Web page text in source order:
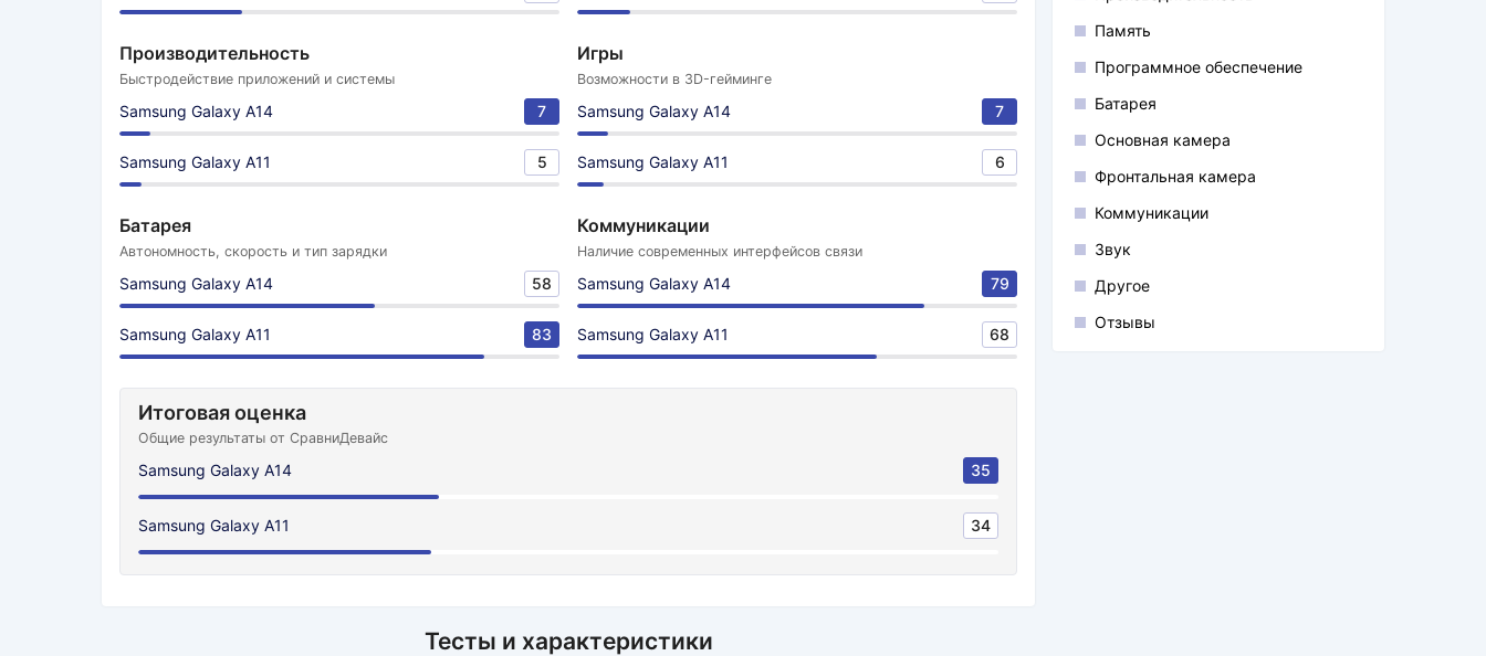
Производительность
Быстродействие приложений и системы
Samsung Galaxy A14 7
Samsung Galaxy A11 5
Игры
Возможности в 3D-гейминге
Samsung Galaxy A14 7
Samsung Galaxy A11 6
Батарея
Автономность, скорость и тип зарядки
Samsung Galaxy A14 58
Samsung Galaxy A11 83
Коммуникации
Наличие современных интерфейсов связи
Samsung Galaxy A14 79
Samsung Galaxy A11 68
Итоговая оценка
Общие результаты от СравниДевайс
Samsung Galaxy A14 35
Samsung Galaxy A11 34
Тесты и характеристики
Память
Программное обеспечение
Батарея
Основная камера
Фронтальная камера
Коммуникации
Звук
Другое
Отзывы